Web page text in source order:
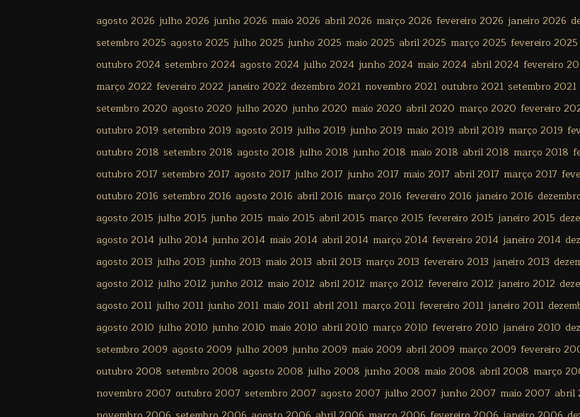
agosto 2026 julho 2026 junho 2026 maio 2026 abril 2026 março 2026 fevereiro 2026 janeiro 2026
setembro 2025 agosto 2025 julho 2025 junho 2025 maio 2025 abril 2025 março 2025 fevereiro 2025
outubro 2024 setembro 2024 agosto 2024 julho 2024 junho 2024 maio 2024 abril 2024 fevereiro
março 2022 fevereiro 2022 janeiro 2022 dezembro 2021 novembro 2021 outubro 2021 setembro 2021
setembro 2020 agosto 2020 julho 2020 junho 2020 maio 2020 abril 2020 março 2020 fevereiro
outubro 2019 setembro 2019 agosto 2019 julho 2019 junho 2019 maio 2019 abril 2019 março 2019
outubro 2018 setembro 2018 agosto 2018 julho 2018 junho 2018 maio 2018 abril 2018 março 2018
outubro 2017 setembro 2017 agosto 2017 julho 2017 junho 2017 maio 2017 abril 2017 março 2017
outubro 2016 setembro 2016 agosto 2016 abril 2016 março 2016 fevereiro 2016 janeiro 2016
agosto 2015 julho 2015 junho 2015 maio 2015 abril 2015 março 2015 fevereiro 2015 janeiro 2015
agosto 2014 julho 2014 junho 2014 maio 2014 abril 2014 março 2014 fevereiro 2014 janeiro 2014
agosto 2013 julho 2013 junho 2013 maio 2013 abril 2013 março 2013 fevereiro 2013 janeiro 2013
agosto 2012 julho 2012 junho 2012 maio 2012 abril 2012 março 2012 fevereiro 2012 janeiro 2012
agosto 2011 julho 2011 junho 2011 maio 2011 abril 2011 março 2011 fevereiro 2011 janeiro 2011
agosto 2010 julho 2010 junho 2010 maio 2010 abril 2010 março 2010 fevereiro 2010 janeiro 2010
setembro 2009 agosto 2009 julho 2009 junho 2009 maio 2009 abril 2009 março 2009 fevereiro
outubro 2008 setembro 2008 agosto 2008 julho 2008 junho 2008 maio 2008 abril 2008 março
novembro 2007 outubro 2007 setembro 2007 agosto 2007 julho 2007 junho 2007 maio 2007 abril